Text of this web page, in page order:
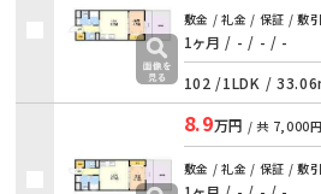
敷金 / 礼金 / 保証 / 敷引
1ヶ月 / - / - / -
102 /1LDK /
8.9万円 / 共 7,000円
敷金 / 礼金 / 保証 / 敷引